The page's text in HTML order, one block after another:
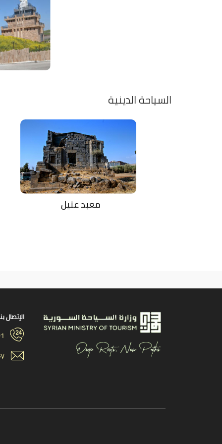
السياحة الدينية
معبد عتيل
الإتصال